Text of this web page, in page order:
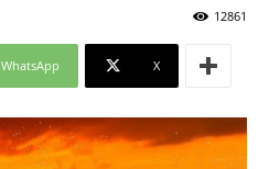
12861
WhatsApp X